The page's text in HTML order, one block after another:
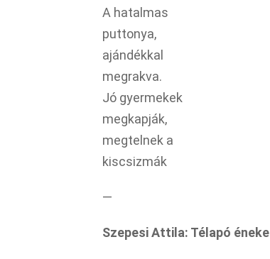
A hatalmas
puttonya,
ajándékkal
megrakva.
Jó gyermekek
megkapják,
megtelnek a
kiscsizmák
—
Szepesi Attila: Télapó éneke